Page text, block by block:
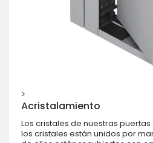
>
Acristalamiento
Los cristales de nuestras
los cristales están unidos por